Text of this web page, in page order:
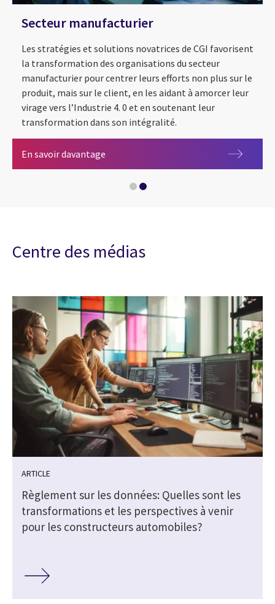
Énergie et services publics
Secteur manufacturier
Les stratégies et solutions novatrices de CGI favorisent
la transformation des organisations du secteur
manufacturier pour centrer leurs efforts non plus sur le
produit, mais sur le client, en les aidant à amorcer leur
virage vers l’Industrie 4. 0 et en soutenant leur
transformation dans son intégralité.
En savoir davantage
Centre des médias
ARTICLE
Règlement sur les données: Quelles sont les
transformations et les perspectives à venir
pour les constructeurs automobiles?